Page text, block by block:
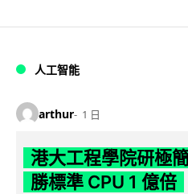
人工智能
arthur 1 日
港大工程學院研極
勝標準 CPU 1 億倍